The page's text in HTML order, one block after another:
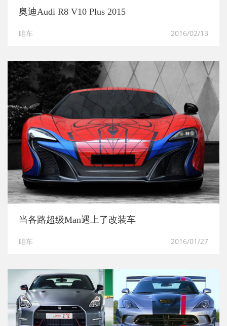
奥迪Audi R8 V10 Plus 2015
咱车 2016/02/13
当各路超级Man遇上了改装车
咱车 2016/01/27